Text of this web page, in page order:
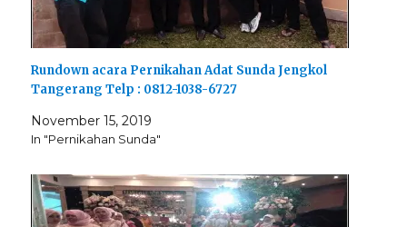
Rundown acara Pernikahan Adat Sunda Jengkol
Tangerang Telp : 0812-1038-6727
November 15, 2019
In "Pernikahan Sunda"